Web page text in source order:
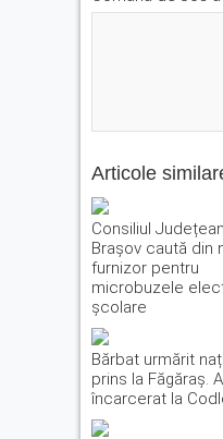
Articole
Consiliul Județean
Brașov caută din
furnizor pentru
microbuzele
școlare
Bărbat urmărit
prins la Făgăraș.
încarcerat la